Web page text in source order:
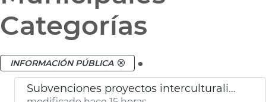
Categorías
INFORMACIÓN PÚBLICA .
Subvenciones proyectos interculturalidad, prevención del racismo y la xenofobia